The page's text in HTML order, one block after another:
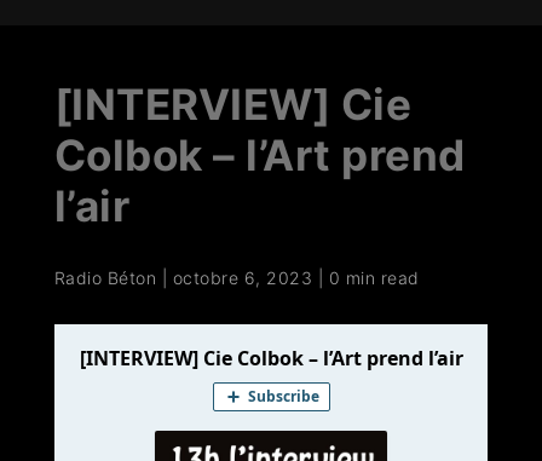
[INTERVIEW] Cie
Colbok – l’Art prend
l’air
Radio Béton octobre 6, 2023 0 min read